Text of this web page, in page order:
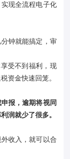
现全流程电子化
钟就能搞定，审
受不到福利，现
资金快速回笼。
报，逾期将视同
润就少了很多。
收入，就可以合